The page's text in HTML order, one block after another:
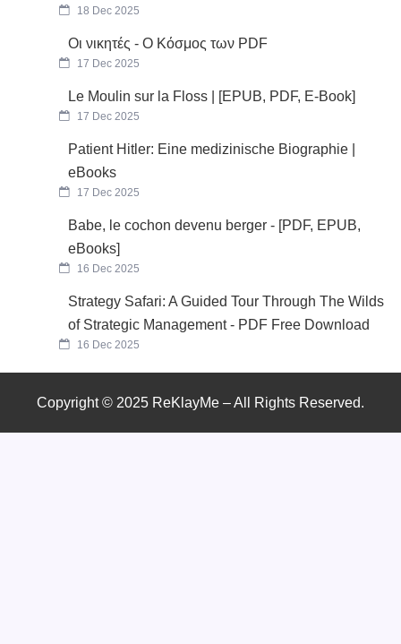
18 Dec 2025
Οι νικητές - Ο Κόσμος των PDF
17 Dec 2025
Le Moulin sur la Floss | [EPUB, PDF, E-Book]
17 Dec 2025
Patient Hitler: Eine medizinische Biographie |
eBooks
17 Dec 2025
Babe, le cochon devenu berger - [PDF, EPUB,
eBooks]
16 Dec 2025
Strategy Safari: A Guided Tour Through The Wilds
of Strategic Management - PDF Free Download
16 Dec 2025
Copyright © 2025 ReKlayMe – All Rights Reserved.